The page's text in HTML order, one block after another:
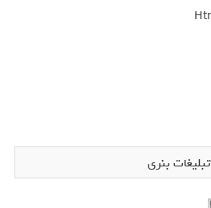
تبلیغات بنری